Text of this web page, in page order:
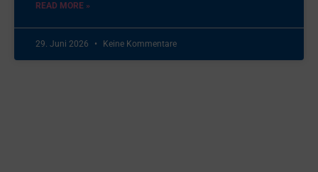
READ MORE »
29. Juni 2026 Keine Kommentare